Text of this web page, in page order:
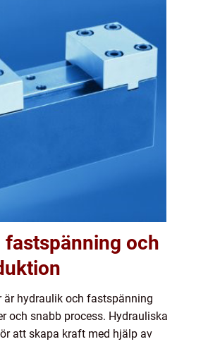
fastspänning och
är hydraulik och fastspänning
och snabb process. Hydrauliska
att skapa kraft med hjälp av